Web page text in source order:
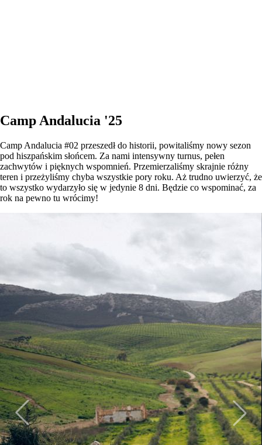
Camp Andalucia '25
Camp Andalucia #02 przeszedł do historii, powitaliśmy nowy sezon
pod hiszpańskim słońcem. Za nami intensywny turnus, pełen
zachwytów i pięknych wspomnień. Przemierzaliśmy skrajnie różny
teren i przeżyliśmy chyba wszystkie pory roku. Aż trudno uwierzyć, że
to wszystko wydarzyło się w jedynie 8 dni. Będzie co wspominać, za
rok na pewno tu wrócimy!